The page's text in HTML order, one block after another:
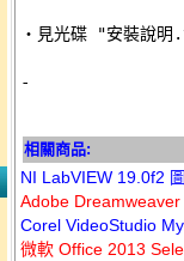
‧見光碟 "安裝說
-
相關商品:
NI LabVIEW 19.0f2
Adobe
Corel VideoStudio
微軟 Office 2013